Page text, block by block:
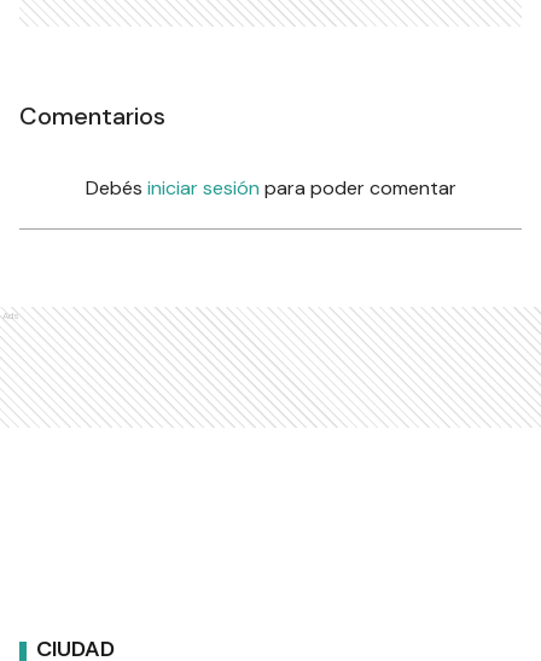
Comentarios
Debés iniciar sesión para poder comentar
Ads
CIUDAD